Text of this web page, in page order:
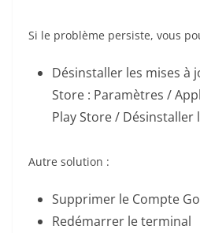
Si le problème persiste, vous
Désinstaller les mises à
Store : Paramètres /
Play Store / Désinstaller
Autre solution :
Supprimer le Compte
Redémarrer le terminal